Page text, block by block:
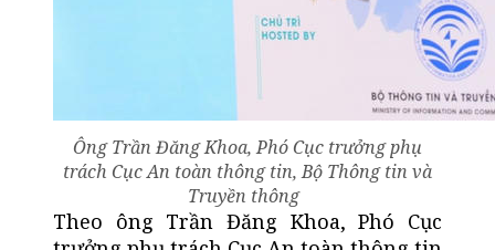
Ông Trần Đăng Khoa, Phó Cục trưởng phụ
trách Cục An toàn thông tin, Bộ Thông tin và
Truyền thông
Theo ông Trần Đăng Khoa, Phó Cục